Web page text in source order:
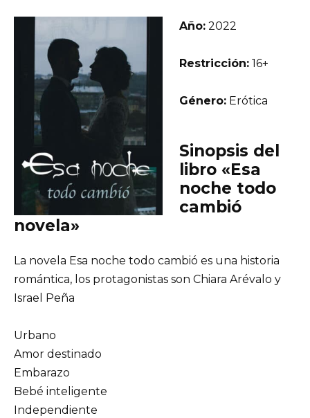
Año: 2022
Restricción: 16+
Género: Erótica
Sinopsis del
libro «Esa
noche todo
cambió
novela»
La novela Esa noche todo cambió es una historia
romántica, los protagonistas son Chiara Arévalo y
Israel Peña
Urbano
Amor destinado
Embarazo
Bebé inteligente
Independiente